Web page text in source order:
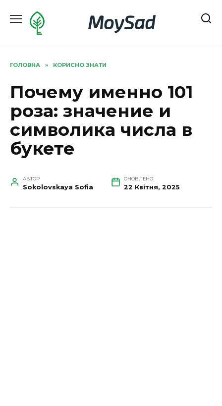
до
MoySad
ГОЛОВНА » КОРИСНО ЗНАТИ
Почему именно 101
роза: значение и
символика числа в
букете
АВТОР
Sokolovskaya Sofia
ОНОВЛЕНО
22 Квітня, 2025